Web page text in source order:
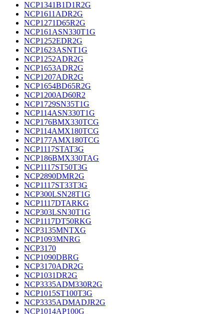
NCP1341B1D1R2G
NCP1611ADR2G
NCP1271D65R2G
NCP161ASN330T1G
NCP1252EDR2G
NCP1623ASNT1G
NCP1252ADR2G
NCP1653ADR2G
NCP1207ADR2G
NCP1654BD65R2G
NCP1200AD60R2
NCP1729SN35T1G
NCP114ASN330T1G
NCP176BMX330TCG
NCP114AMX180TCG
NCP177AMX180TCG
NCP1117STAT3G
NCP186BMX330TAG
NCP1117ST50T3G
NCP2890DMR2G
NCP1117ST33T3G
NCP300LSN28T1G
NCP1117DTARKG
NCP303LSN30T1G
NCP1117DT50RKG
NCP3135MNTXG
NCP1093MNRG
NCP3170
NCP1090DBRG
NCP3170ADR2G
NCP1031DR2G
NCP3335ADM330R2G
NCP1015ST100T3G
NCP3335ADMADJR2G
NCP1014AP100G